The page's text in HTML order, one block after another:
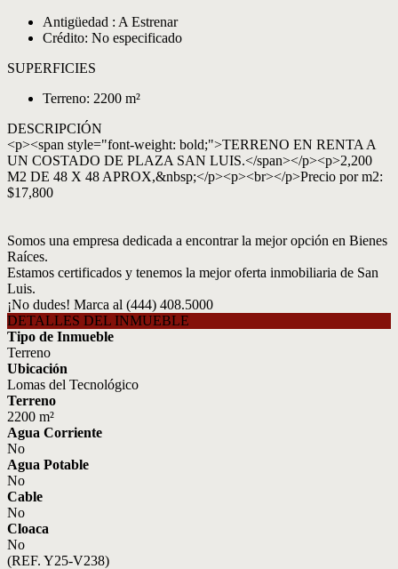
Antigüedad : A Estrenar
Crédito: No especificado
SUPERFICIES
Terreno: 2200 m²
DESCRIPCIÓN
<p><span style="font-weight: bold;">TERRENO EN RENTA A
UN COSTADO DE PLAZA SAN LUIS.</span></p><p>2,200
M2 DE 48 X 48 APROX,&nbsp;</p><p><br></p>Precio por m2:
$17,800
Somos una empresa dedicada a encontrar la mejor opción en Bienes
Raíces.
Estamos certificados y tenemos la mejor oferta inmobiliaria de San
Luis.
¡No dudes! Marca al (444) 408.5000
DETALLES DEL INMUEBLE
Tipo de Inmueble
Terreno
Ubicación
Lomas del Tecnológico
Terreno
2200 m²
Agua Corriente
No
Agua Potable
No
Cable
No
Cloaca
No
(REF. Y25-V238)